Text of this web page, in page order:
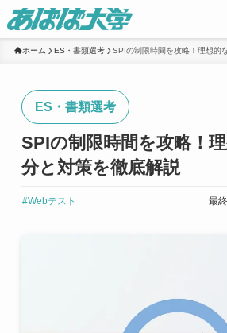
ホーム ES・書類選考 SPIの制限時間を攻略！理想的
ES・書類選考
SPIの制限時間を攻略！
分と対策を徹底解説
#Webテスト 最